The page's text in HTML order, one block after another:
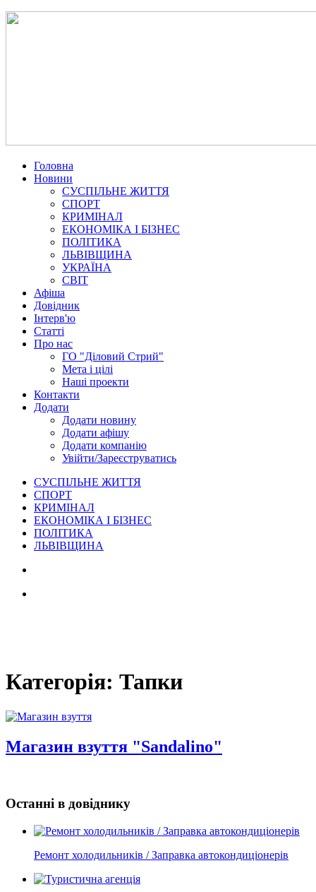
Головна
Новини
СУСПІЛЬНЕ ЖИТТЯ
СПОРТ
КРИМІНАЛ
ЕКОНОМІКА І БІЗНЕС
ПОЛІТИКА
ЛЬВІВЩИНА
УКРАЇНА
СВІТ
Афіша
Довідник
Інтерв'ю
Статті
Про нас
ГО "Діловий Стрий"
Мета і цілі
Наші проекти
Контакти
Додати
Додати новину
Додати афішу
Додати компанію
Увійти/Зареєструватись
СУСПІЛЬНЕ ЖИТТЯ
СПОРТ
КРИМІНАЛ
ЕКОНОМІКА І БІЗНЕС
ПОЛІТИКА
ЛЬВІВЩИНА
Категорія: Тапки
Магазин взуття "Sandalino"
Останні в довіднику
Ремонт холодильників / Заправка автокондиціонерів